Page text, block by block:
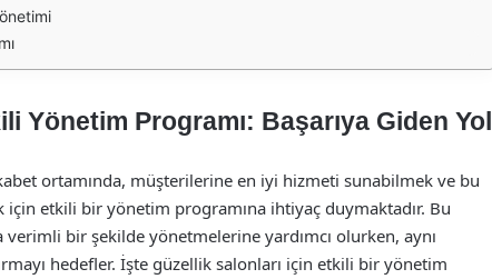
Yönetim Programı: Başarıya Giden Yol
ortamında, müşterilerine en iyi hizmeti sunabilmek ve bu
etkili bir yönetim programına ihtiyaç duymaktadır. Bu
bir şekilde yönetmelerine yardımcı olurken, aynı
hedefler. İşte güzellik salonları için etkili bir yönetim